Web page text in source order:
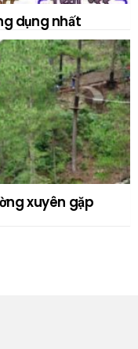
dụng nhất
xuyên gặp